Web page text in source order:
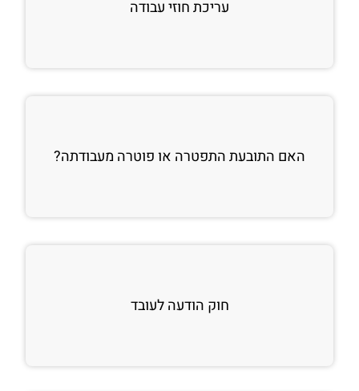
עריכת חוזי עבודה
האם התובעת התפטרה או פוטרה מעבודתה?
חוק הודעה לעובד